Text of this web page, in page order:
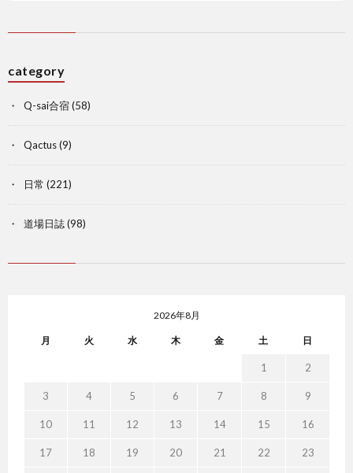
category
Q-sai合宿(58)
Qactus(9)
日常 (221)
道場日誌(98)
2026年8月
月 火 水 木 金 土 日
1 2
3 4 5 6 7 8 9
10 11 12 13 14 15 16
17 18 19 20 21 22 23